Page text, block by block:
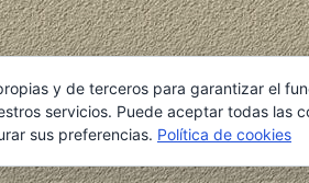
y de terceros para garantizar el
servicios. Puede aceptar todas las
sus preferencias. Política de cookies